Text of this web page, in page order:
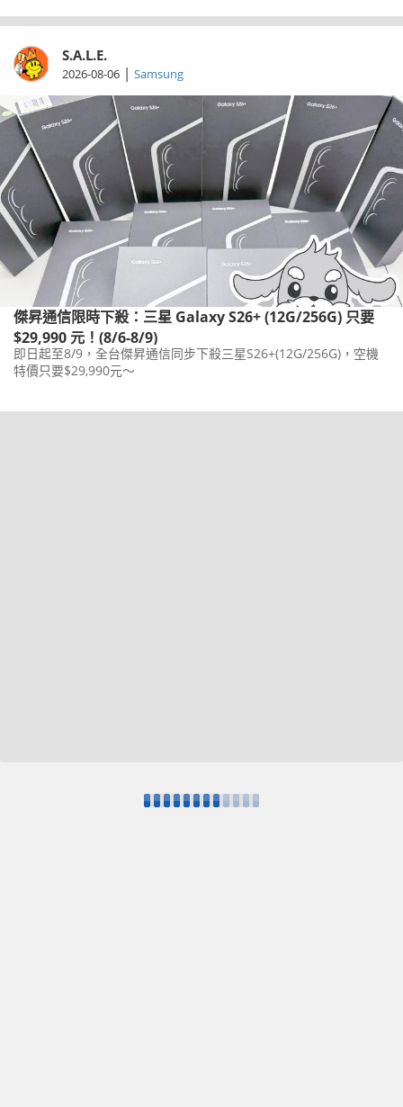
S.A.L.E.
2026-08-06 | Samsung
傑昇通信限時下殺：三星 Galaxy S26+ (12G/256G) 只要
$29,990 元！(8/6-8/9)
即日起至8/9，全台傑昇通信同步下殺三星S26+(12G/256G)，空機
特價只要$29,990元～